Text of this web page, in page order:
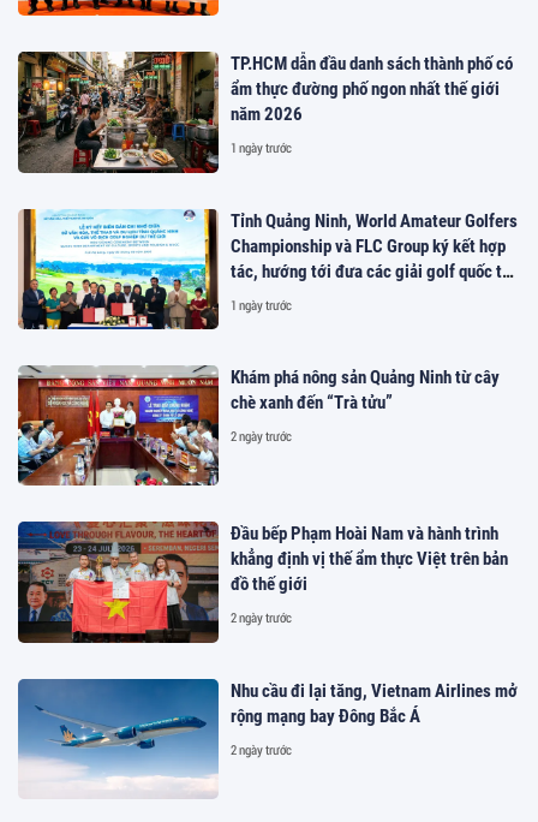
TP.HCM dẫn đầu danh sách thành phố có
ẩm thực đường phố ngon nhất thế giới
năm 2026
1 ngày trước
Tỉnh Quảng Ninh, World Amateur Golfers
Championship và FLC Group ký kết hợp
tác, hướng tới đưa các giải golf quốc tế
đến Việt Nam
1 ngày trước
Khám phá nông sản Quảng Ninh từ cây
chè xanh đến “Trà tửu”
2 ngày trước
Đầu bếp Phạm Hoài Nam và hành trình
khẳng định vị thế ẩm thực Việt trên bản
đồ thế giới
2 ngày trước
Nhu cầu đi lại tăng, Vietnam Airlines mở
rộng mạng bay Đông Bắc Á
2 ngày trước